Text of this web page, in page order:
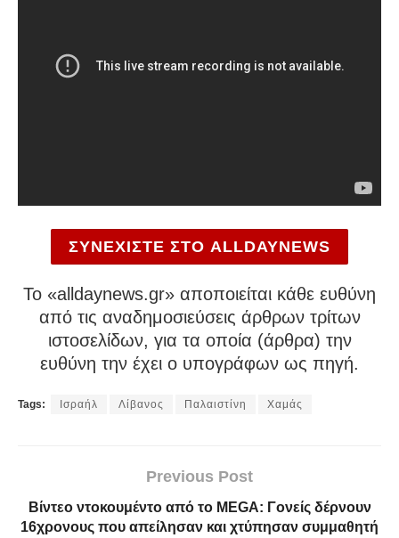
ΣΥΝΕΧΙΣΤΕ ΣΤΟ ALLDAYNEWS
To «alldaynews.gr» αποποιείται κάθε ευθύνη
από τις αναδημοσιεύσεις άρθρων τρίτων
ιστοσελίδων, για τα οποία (άρθρα) την
ευθύνη την έχει ο υπογράφων ως πηγή.
Tags: Ισραήλ Λίβανος Παλαιστίνη Χαμάς
Previous Post
Βίντεο ντοκουμέντο από το MEGA: Γονείς δέρνουν
16χρονους που απείλησαν και χτύπησαν συμμαθητή